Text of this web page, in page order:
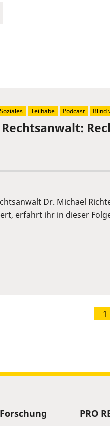
Dr. Michael
erfahrt ihr in dieser
Soziales Teilhabe Podcast Blind
1
Forschung PRO